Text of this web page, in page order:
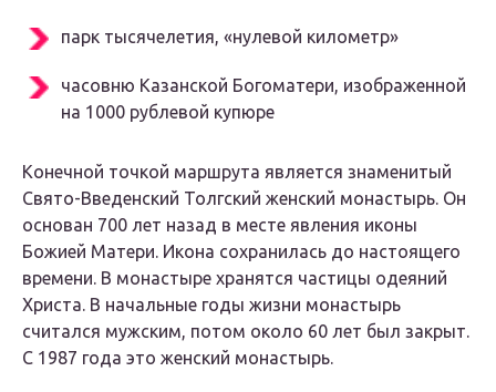
парк тысячелетия, «нулевой километр»
часовню Казанской Богоматери, изображенной
на 1000 рублевой купюре
Конечной точкой маршрута является знаменитый
Свято-Введенский Толгский женский монастырь. Он
основан 700 лет назад в месте явления иконы
Божией Матери. Икона сохранилась до настоящего
времени. В монастыре хранятся частицы одеяний
Христа. В начальные годы жизни монастырь
считался мужским, потом около 60 лет был закрыт.
С 1987 года это женский монастырь.